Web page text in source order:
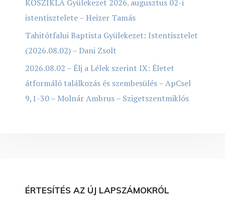
KŐSZIKLA Gyülekezet 2026. augusztus 02-i
istentisztelete – Heizer Tamás
Tahitótfalui Baptista Gyülekezet: Istentisztelet
(2026.08.02) – Dani Zsolt
2026.08.02 – Élj a Lélek szerint IX: Életet
átformáló találkozás és szembesülés – ApCsel
9,1-30 – Molnár Ambrus – Szigetszentmiklós
ÉRTESÍTÉS AZ ÚJ LAPSZÁMOKRÓL